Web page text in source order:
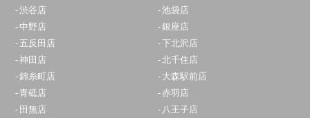
渋谷店
池袋店
中野店
銀座店
五反田店
下北沢店
神田店
北千住店
錦糸町店
大森駅前店
青砥店
赤羽店
田無店
八王子店